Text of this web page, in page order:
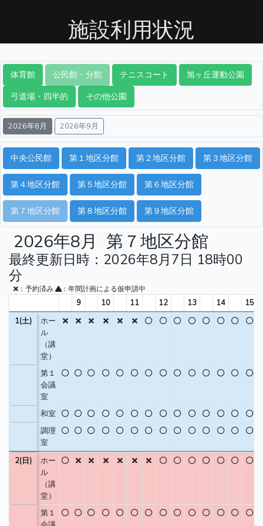
施設利用状況
体育館 公民館・分館 テニスコート
旭ヶ丘運動公園
弓道場・四半的
その他公園
2026年8月 2026年9月
中央公民館 第１地区分館 第２地区分館 第３地区分館
第４地区分館 第５地区分館 第６地区分館
第７地区分館 第８地区分館 第９地区分館
2026年8月 第７地区分館
最終更新日時：2026年8月7日 18時00
分
：予約済み ：年間計画による仮申請中
9 10 11 12 13 14
15
1(土)
ホー
ル
（講
堂）
第１
会議
室
和室
調理
室
2(日)
ホー
ル
（講
堂）
第１